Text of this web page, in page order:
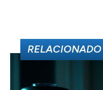
RELACIONADO